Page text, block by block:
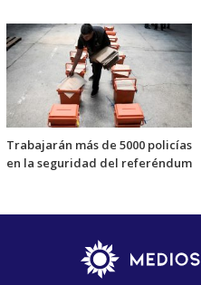
Trabajarán más de 5000 policías
en la seguridad del referéndum